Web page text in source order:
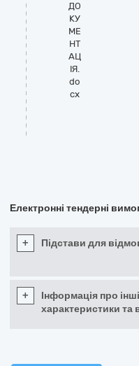
ДО
КУ
МЕ
НТ
АЦ
ІЯ.
do
cx
Електронні тендерні
+ Підстави для
+
Інформація про інші
характеристики та